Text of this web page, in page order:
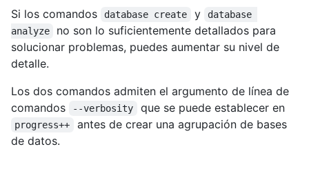
Si los comandos database create y
database
analyze
no son lo suficientemente detallados para
solucionar problemas, puedes aumentar su nivel de
detalle.
Los dos comandos admiten el argumento de línea de
comandos
--verbosity que se puede establecer en
progress++
antes de crear una agrupación de bases
de datos.